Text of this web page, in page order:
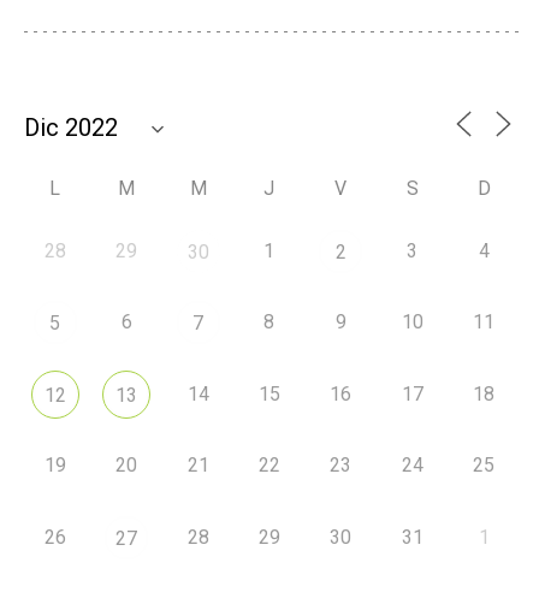
L M M J V S D
28 29 30 1 2 3 4
5 6 7 8 9 10 11
12 13 14 15 16 17 18
19 20 21 22 23 24 25
26 27 28 29 30 31 1